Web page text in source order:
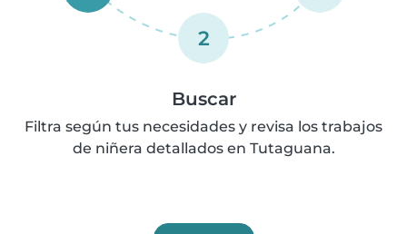
2
Buscar
Filtra según tus necesidades y revisa los trabajos
de niñera detallados en Tutaguana.